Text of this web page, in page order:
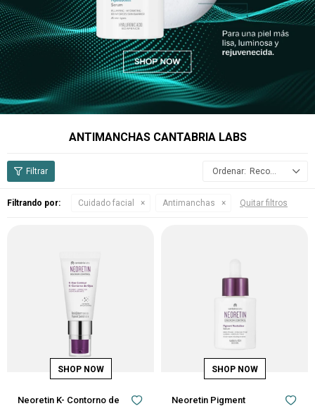
ANTIMANCHAS CANTABRIA LABS
Recomendados
Filtrando por: Cuidado facial Antimanchas Quitar filtros
Neoretin K- Contorno de
Neoretin Pigment